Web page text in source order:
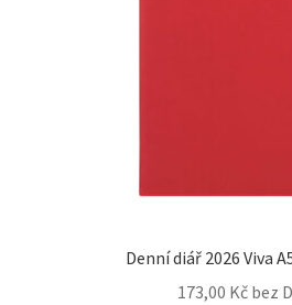
Denní diář 2026 Viva
173,00 Kč bez